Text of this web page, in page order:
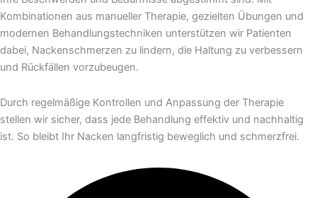
Kombinationen aus manueller Therapie, gezielten Übungen und
modernen Behandlungstechniken unterstützen wir Patienten
dabei, Nackenschmerzen zu lindern, die Haltung zu verbessern
und Rückfällen vorzubeugen.
Durch regelmäßige Kontrollen und Anpassung der Therapie
stellen wir sicher, dass jede Behandlung effektiv und nachhaltig
ist. So bleibt Ihr Nacken langfristig beweglich und schmerzfrei.